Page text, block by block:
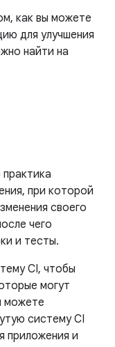
как вы можете
для улучшения
найти на
при которой
своего
чего
и тесты.
CI, чтобы
могут
можете
систему CI
приложения и